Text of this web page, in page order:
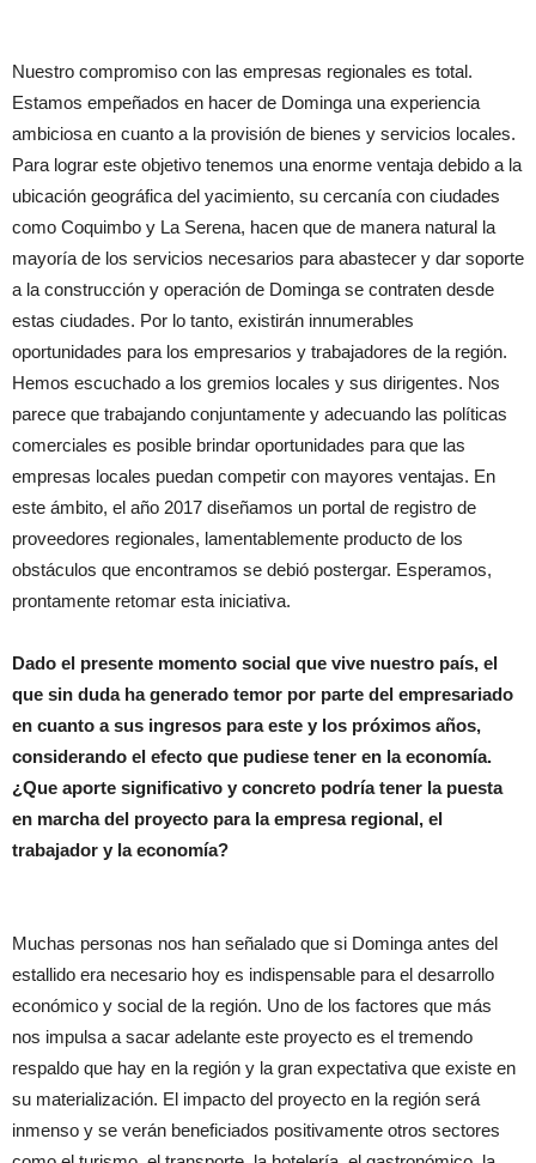
Nuestro compromiso con las empresas regionales es total.
Estamos empeñados en hacer de Dominga una experiencia
ambiciosa en cuanto a la provisión de bienes y servicios locales.
Para lograr este objetivo tenemos una enorme ventaja debido a la
ubicación geográfica del yacimiento, su cercanía con ciudades
como Coquimbo y La Serena, hacen que de manera natural la
mayoría de los servicios necesarios para abastecer y dar soporte
a la construcción y operación de Dominga se contraten desde
estas ciudades. Por lo tanto, existirán innumerables
oportunidades para los empresarios y trabajadores de la región.
Hemos escuchado a los gremios locales y sus dirigentes. Nos
parece que trabajando conjuntamente y adecuando las políticas
comerciales es posible brindar oportunidades para que las
empresas locales puedan competir con mayores ventajas. En
este ámbito, el año 2017 diseñamos un portal de registro de
proveedores regionales, lamentablemente producto de los
obstáculos que encontramos se debió postergar. Esperamos,
prontamente retomar esta iniciativa.
Dado el presente momento social que vive nuestro país, el
que sin duda ha generado temor por parte del empresariado
en cuanto a sus ingresos para este y los próximos años,
considerando el efecto que pudiese tener en la economía.
¿Que aporte significativo y concreto podría tener la puesta
en marcha del proyecto para la empresa regional, el
trabajador y la economía?
Muchas personas nos han señalado que si Dominga antes del
estallido era necesario hoy es indispensable para el desarrollo
económico y social de la región. Uno de los factores que más
nos impulsa a sacar adelante este proyecto es el tremendo
respaldo que hay en la región y la gran expectativa que existe en
su materialización. El impacto del proyecto en la región será
inmenso y se verán beneficiados positivamente otros sectores